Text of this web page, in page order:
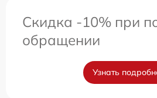
Скидка -10% при
обращении
Узнать